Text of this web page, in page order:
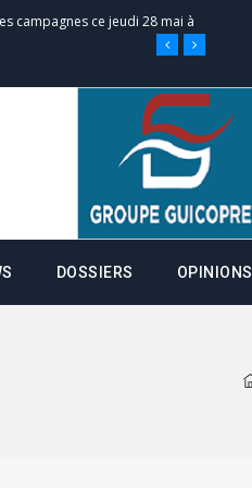
campagnes ce jeudi 28 mai à
de la fiche de procuration
Administratives de
de serment et à une
aux CACV (centralisation
DOSSIERS OPINIONS